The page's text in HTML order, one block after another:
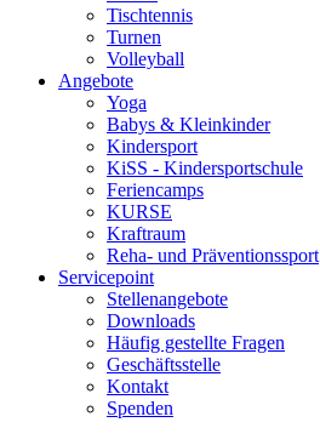
Tischtennis
Turnen
Volleyball
Angebote
Yoga
Babys & Kleinkinder
Kindersport
KiSS - Kindersportschule
Feriencamps
KURSE
Kraftraum
Reha- und Präventionssport
Servicepoint
Stellenangebote
Downloads
Häufig gestellte Fragen
Geschäftsstelle
Kontakt
Spenden